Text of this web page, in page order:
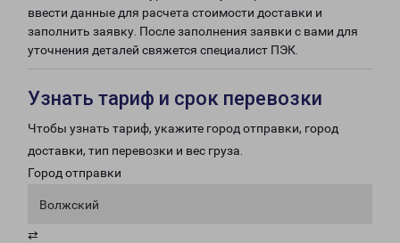
ввести данные для расчета стоимости доставки и
заполнить заявку. После заполнения заявки с вами для
уточнения деталей свяжется специалист ПЭК.
Узнать тариф и срок перевозки
Чтобы узнать тариф, укажите город отправки, город
доставки, тип перевозки и вес груза.
Город отправки
Волжский
⇄